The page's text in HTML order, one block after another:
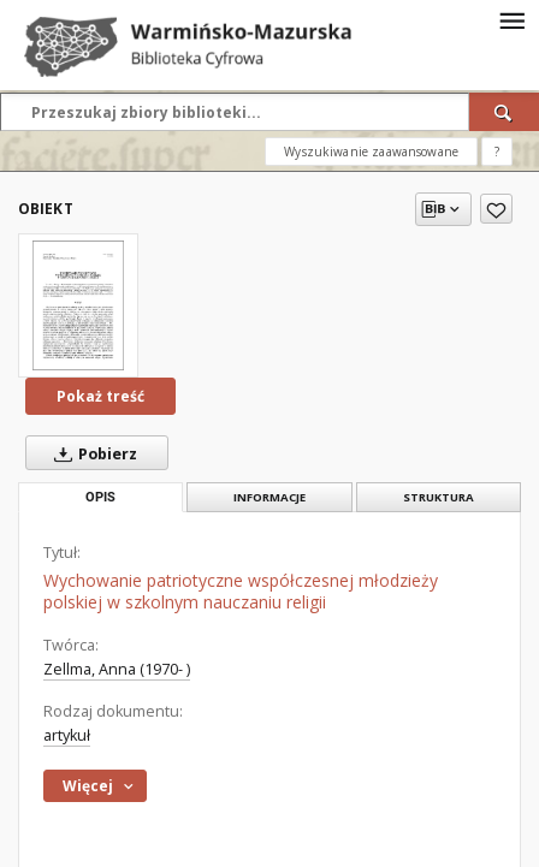
Wyszukiwanie zaawansowane ?
OBIEKT
Pokaż treść
Pobierz
OPIS INFORMACJE STRUKTURA
Tytuł:
Wychowanie patriotyczne współczesnej młodzieży
polskiej w szkolnym nauczaniu religii
Twórca:
Zellma, Anna (1970- )
Rodzaj dokumentu:
artykuł
Więcej